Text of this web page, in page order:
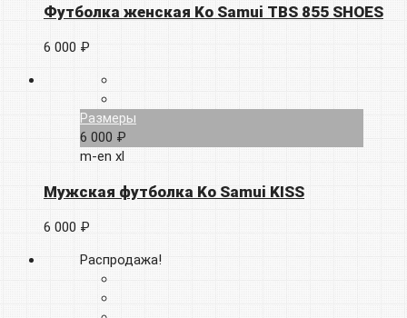
Футболка женская Ko Samui TBS 855 SHOES
6 000 ₽
Размеры
6 000 ₽
m-en xl
Мужская футболка Ko Samui KISS
6 000 ₽
Распродажа!